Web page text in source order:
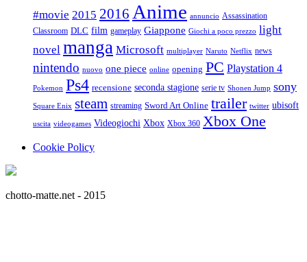
#movie 2015 2016 Anime annuncio Assassination
Classroom DLC film gameplay Giappone Giochi a poco prezzo light
novel manga Microsoft multiplayer Naruto Netflix news
nintendo nuovo one piece online opening PC Playstation 4
Pokemon Ps4 recensione seconda stagione serie tv Shonen Jump sony
Square Enix steam streaming Sword Art Online trailer twitter ubisoft
uscita videogames Videogiochi Xbox Xbox 360 Xbox One
Cookie Policy
chotto-matte.net - 2015